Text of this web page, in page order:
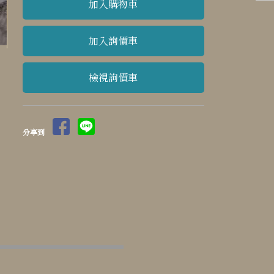
檢視詢價車
分享到